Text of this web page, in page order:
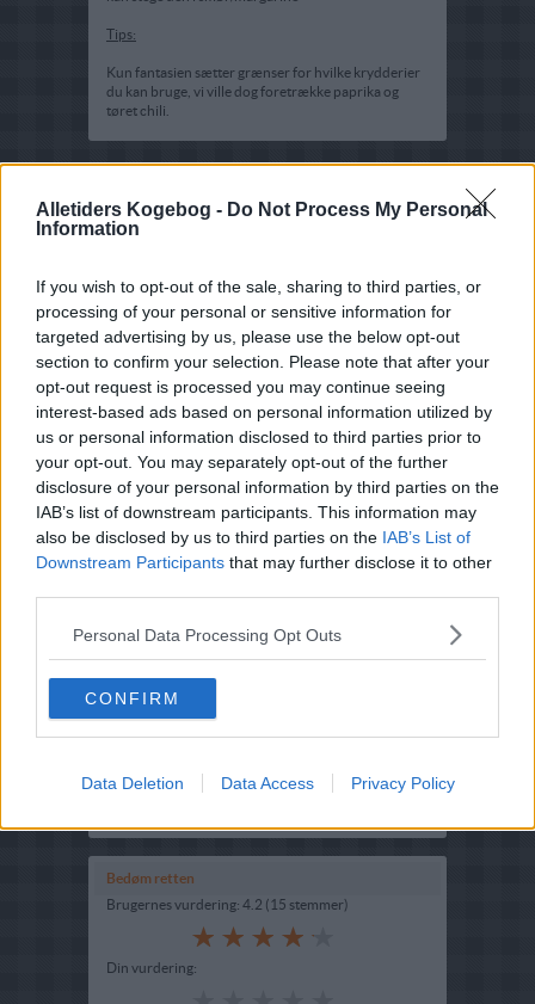
Alletiders Kogebog - Do Not Process My Personal
Information
If you wish to opt-out of the sale, sharing to third parties, or
processing of your personal or sensitive information for
targeted advertising by us, please use the below opt-out
section to confirm your selection. Please note that after your
opt-out request is processed you may continue seeing
interest-based ads based on personal information utilized by
us or personal information disclosed to third parties prior to
your opt-out. You may separately opt-out of the further
disclosure of your personal information by third parties on the
IAB’s list of downstream participants. This information may
also be disclosed by us to third parties on the IAB’s List of
Downstream Participants that may further disclose it to other
Personal Data Processing Opt Outs
CONFIRM
Data Deletion Data Access Privacy Policy
Tips:
Kun fantasien sætter grænser for hvilke krydderier
du kan bruge, vi ville dog foretrække paprika og
tøret chili.
Ret :Morgenmad/Brunch -Morgenmad
Fryseegnet : nej
Indsendt :2009-01-03
Bedøm retten
Brugernes vurdering: 4.2 (15 stemmer)
Din vurdering: